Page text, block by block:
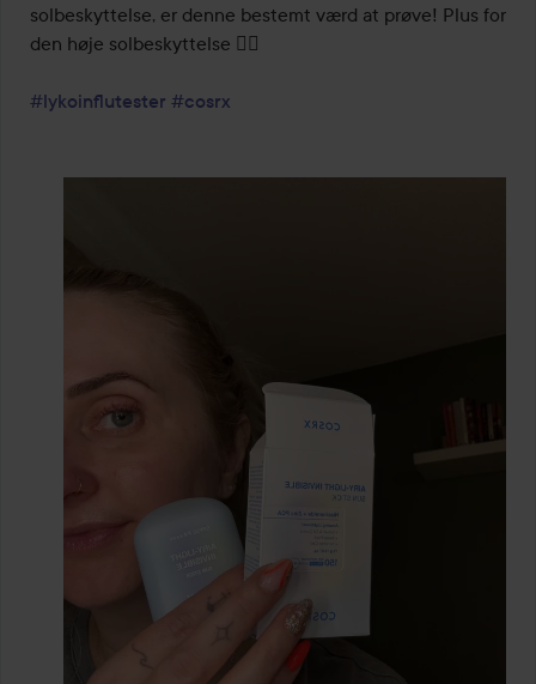
solbeskyttelse, er denne bestemt værd at prøve! Plus for
den høje solbeskyttelse 👌🏼
#lykoinflutester #cosrx